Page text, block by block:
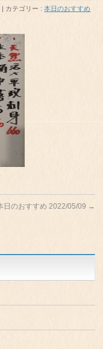
カテゴリー :本日のおすすめ
日のおすすめ 2022/05/09 →